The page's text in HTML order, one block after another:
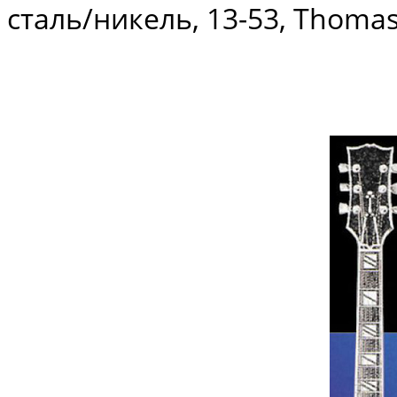
сталь/никель, 13-53,